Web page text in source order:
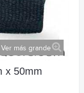
Ver más grande
x 50mm